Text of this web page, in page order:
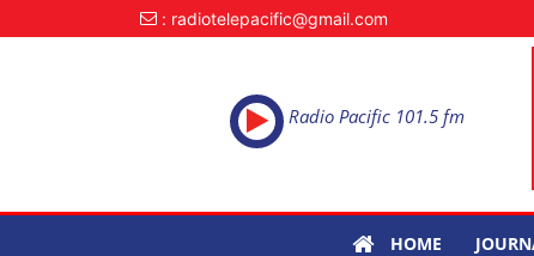
: radiotelepacific@gmail.com
Radio Pacific 101.5 fm
HOME